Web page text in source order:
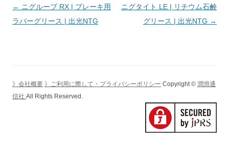
投
稿
シ
← ニグルーブ RX | ブレーキ用
ラバーグリース | 出光NTG
ニグタイト LE | リチウム石鹸
グリース | 出光NTG →
》会社概要 》ご利用に際して・プライバシーポリシー Copyright © 潤滑通
信社 All Rights Reserved.